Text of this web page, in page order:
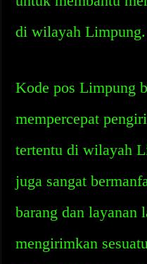
di wilayah Limpung.
Kode pos Limpung
mempercepat
tertentu di wilayah
juga sangat
barang dan layanan
mengirimkan